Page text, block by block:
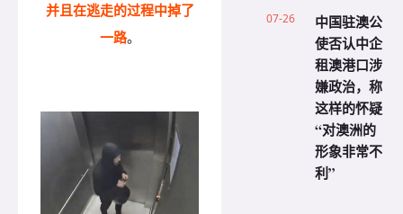
并且在逃走的过程中掉了
一路。
07-26
中国驻澳公
使否认中企
租澳港口涉
嫌政治，称
这样的怀疑
“对澳洲的
形象非常不
利”